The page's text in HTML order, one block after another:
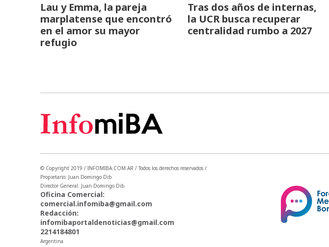
Lau y Emma, la pareja
marplatense que encontró
en el amor su mayor
refugio
Tras dos años de internas,
la UCR busca recuperar
centralidad rumbo a 2027
© Copyright 2019 / INFOMIBA.COM.AR / Todos los derechos reservados /
Propietario: Juan Domingo Dib
Director General: Juan Domingo Dib
Oficina Comercial:
comercial.infomiba@gmail.com
Redacción:
infomibaportaldenoticias@gmail.com
2214184801
Argentina